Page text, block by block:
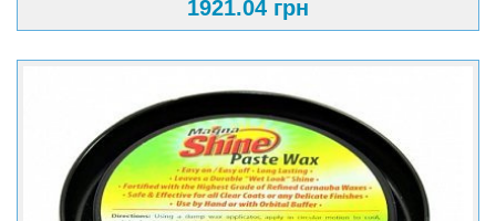
1921.04 грн